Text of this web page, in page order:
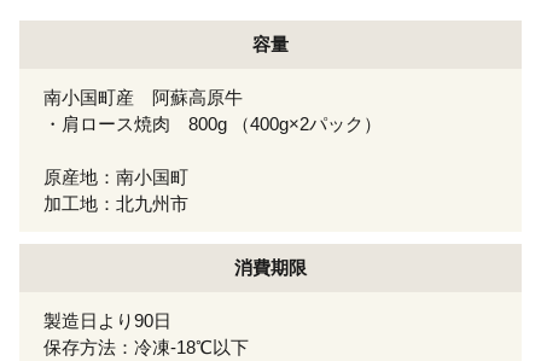
容量
南小国町産 阿蘇高原牛
・肩ロース焼肉 800g （400g×2パック）
原産地：南小国町
加工地：北九州市
消費期限
製造日より90日
保存方法：冷凍-18℃以下